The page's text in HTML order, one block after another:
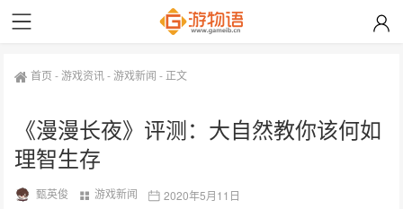
首页 -游戏资讯-游戏新闻 - 正文
《漫漫长夜》评测：大自然教你该何如
理智生存
甄英俊 游戏新闻
2020年5月11日